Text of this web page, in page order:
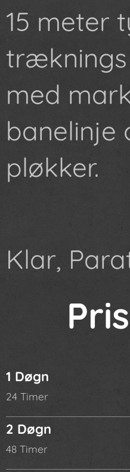
15 meter
med
banelinje
pløkker.
Klar,
1 Døgn
24 Timer
2 Døgn
48 Timer